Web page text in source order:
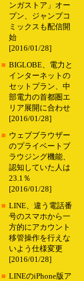
ンガストア」オー
プン、ジャンプコ
ミックスも配信開
始
[2016/01/28]
■ BIGLOBE、電力と
インターネットの
セットプラン、中
部電力の首都圏エ
リア展開に合わせ
[2016/01/28]
■ ウェブブラウザー
のプライベートブ
ラウジング機能、
認知していた人は
23.1％
[2016/01/28]
■ LINE、違う電話番
号のスマホから一
方的にアカウント
移管操作を行えな
いよう仕様変更
[2016/01/28]
■ LINEのiPhone版ア